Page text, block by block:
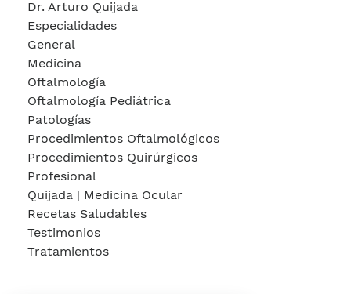
Dr. Arturo Quijada
Especialidades
General
Medicina
Oftalmología
Oftalmología Pediátrica
Patologías
Procedimientos Oftalmológicos
Procedimientos Quirúrgicos
Profesional
Quijada | Medicina Ocular
Recetas Saludables
Testimonios
Tratamientos